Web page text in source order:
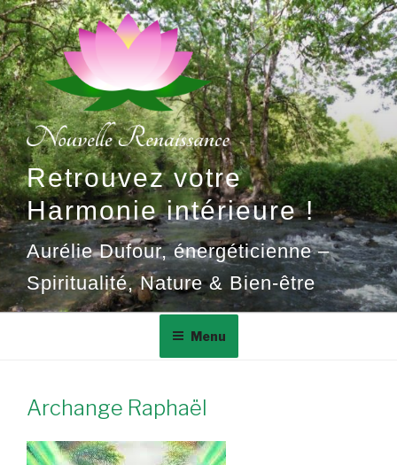
Aller
au
contenu
principal
Retrouvez votre
Harmonie intérieure !
Aurélie Dufour, énergéticienne –
Spiritualité, Nature & Bien-être
Menu
Archange Raphaël